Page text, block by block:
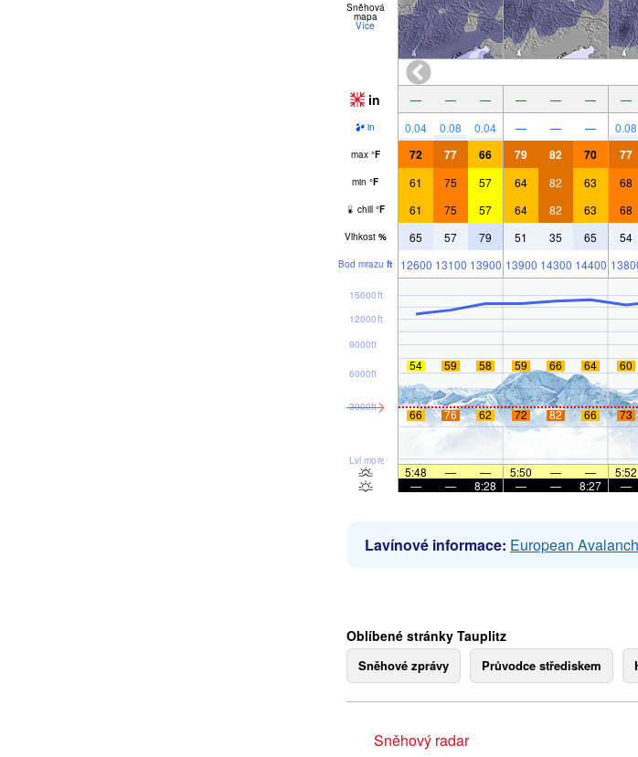
Sněhová
mapa
Více
in — — — — — — —
in 0.04 0.08 0.04 — — — 0.08
max °F 72 77 66 79 82 70 77
min °F 61 75 57 64 82 63 68
chill °F 61 75 57 64 82 63 68
Vlhkost % 65 57 79 51 35 65 54
Bod mrazu ft 12600 13100 13900 13900 14300 14400
Lvl moře
3000ft
6000ft
9000ft
12000ft
15000ft
54 59 58 59 66 64 60
66 76 62 72 82 66 73
5:48 — — 5:50 — — 5:52
—
— 8:28 — — 8:27 —
Lavínové informace: European
Oblíbené stránky Tauplitz
Sněhové zprávy Průvodce střediskem
Sněhový radar